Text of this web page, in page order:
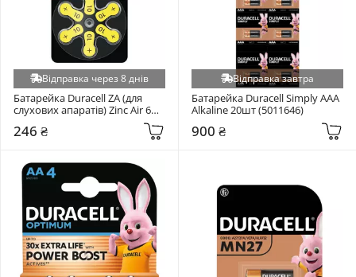
Відправка через 8 днів
Батарейка Duracell ZA (для
слухових апаратів) Zinc Air 6шт
246 ₴
Відправка завтра
Батарейка Duracell Simply AAA
Alkaline 20шт (5011646)
900 ₴